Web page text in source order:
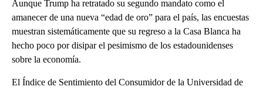
Aunque Trump ha retratado su segundo mandato como el
amanecer de una nueva “edad de oro” para el país, las encuestas
muestran sistemáticamente que su regreso a la Casa Blanca ha
hecho poco por disipar el pesimismo de los estadounidenses
sobre la economía.
El Índice de Sentimiento del Consumidor de la Universidad de